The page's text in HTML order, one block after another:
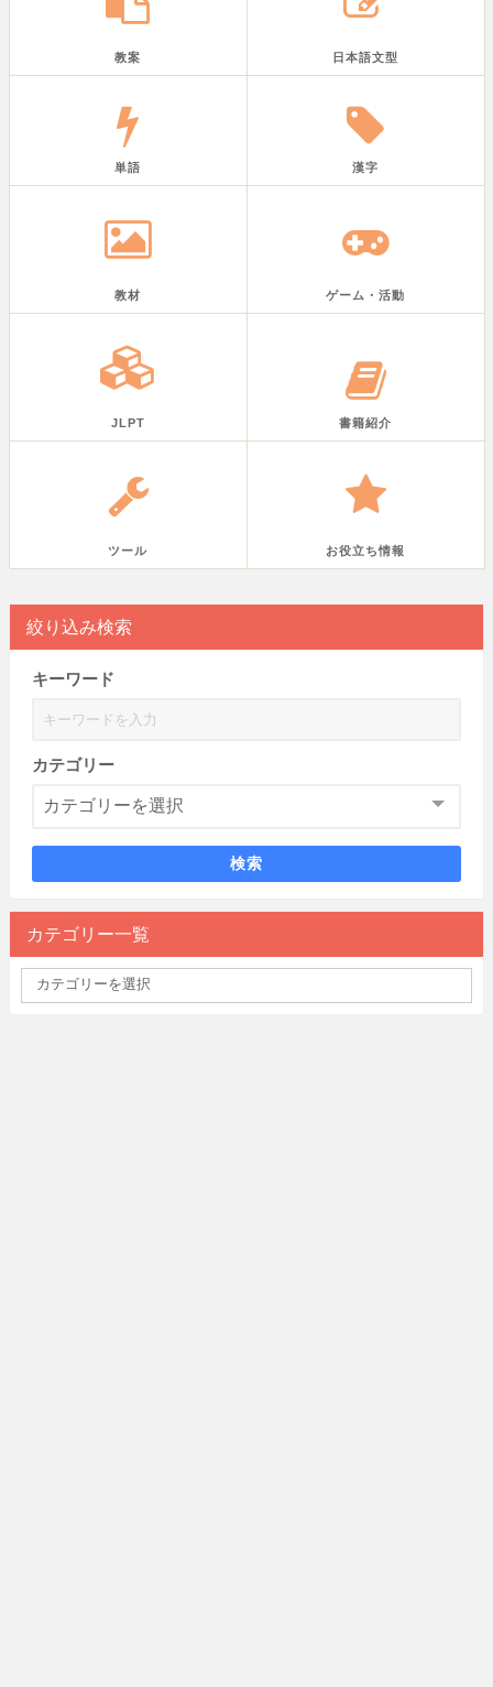
教案 日本語文型
単語 漢字
教材 ゲーム・活動
JLPT 書籍紹介
ツール お役立ち情報
絞り込み検索
キーワード
カテゴリー
検索
カテゴリー一覧